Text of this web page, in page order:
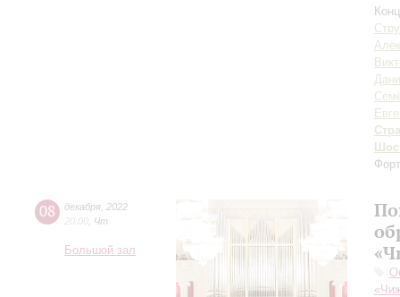
08 декабря 2022
20:00 Чт
Большой зал